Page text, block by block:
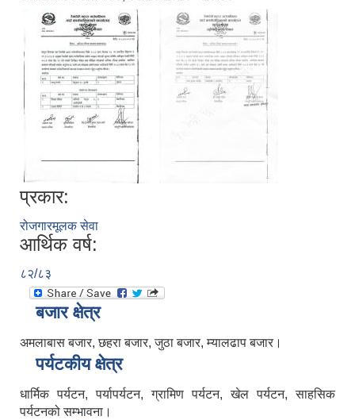
प्रकार:
रोजगारमूलक सेवा
आर्थिक वर्ष:
८२/८३
बजार क्षेत्र
अमलाबास बजार, छहरा बजार, जुठा बजार, म्यालढाप बजार।
पर्यटकीय क्षेत्र
धार्मिक पर्यटन, पर्यापर्यटन, ग्रामिण पर्यटन, खेल पर्यटन, साहसिक
पर्यटनको सम्भावना।